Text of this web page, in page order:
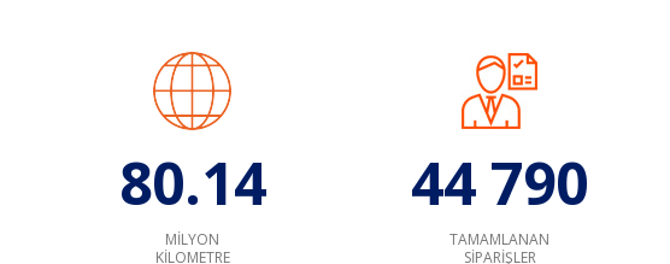
80.14
MILYON
KILOMETRE
44 790
TAMAMLANAN
SIPARIŞLER